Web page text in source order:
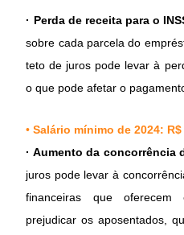
· Perda de receita para o
sobre cada parcela do
teto de juros pode levar à
o que pode afetar o
•Salário mínimo de 2024:
· Aumento da concorrência
juros pode levar à
financeiras que
prejudicar os aposentados,